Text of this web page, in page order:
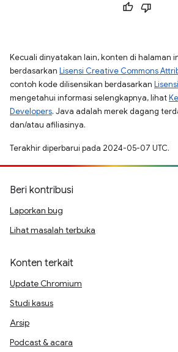
Kecuali dinyatakan lain, konten di halaman
berdasarkan Lisensi Creative Commons
contoh kode dilisensikan berdasarkan
mengetahui informasi selengkapnya, lihat
Developers. Java adalah merek dagang
dan/atau afiliasinya.
Terakhir diperbarui pada 2024-05-07 UTC.
Beri kontribusi
Laporkan bug
Lihat masalah terbuka
Konten terkait
Update Chromium
Studi kasus
Arsip
Podcast & acara